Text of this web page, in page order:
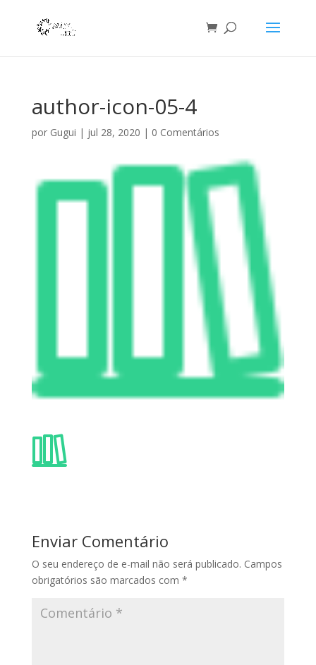
author-icon-05-4
por Gugui | jul 28, 2020 | 0 Comentários
Enviar Comentário
O seu endereço de e-mail não será publicado. Campos
obrigatórios são marcados com *